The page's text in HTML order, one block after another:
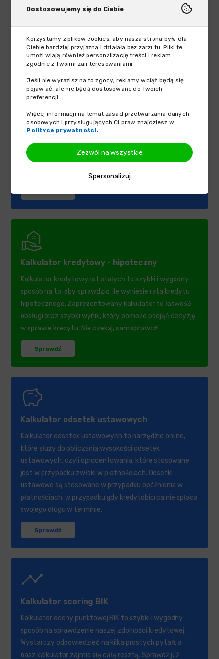
Sprawdź
Kalkulator VAT
Kalkulator VAT online to wygodny sposób na obliczenie
uwzględnieniem stawki VAT. Wystarczy podać kwotę, a
także wybrać jedną z sześciu obowiązujących w Polsce
stawek podatku, aby poznać wskazanie kalkulatora.
Wszystko to wygodnie i w zaledwie kilka sekund.
real_estate_agent
Kalkulator kredytowy - hipoteczny
Kalkulator kredytowy rat stałych to szybki i wygodny
sposób na to, aby sprawdzić, ile wyniesie rata kredytu
hipotecznego. Zaprezentowany kalkulator to łatwość
obsługi oraz szybki wynik, który pomoże podjąć decyzję
w sprawie kredytu. Nie czekaj, sam sprawdź!
Sprawdź
savings
Kalkulator odsetek ustawowych
Kalkulator odsetek ustawowych to narzędzie online,
które służy do obliczania wysokości odsetek
ustawowych, czyli oprocentowania, które stosowane
jest w przypadku zwłoki w płatnościach. Odsetki
ustawowe są stosowane w przypadku opóźnienia w
płatnościach, w przypadku gdy kredytobiorca nie spłaca
swojego długu w terminie.
Sprawdź
timeline
Kalkulator scoring BIK
Kalkulator oceny punktowej BIK to szybki i wygodny
sposób na sprawdzenie naszej zdolności kredytowej.
Wystarczy odpowiedzieć na kilka prostych pytań, a
nasz kalkulator zajmie się całą resztą. Sprawdź już
Dostosowujemy się do Ciebie
Korzystamy z plików cookies, aby nasza strona była dla
Ciebie bardziej przyjazna i działała bez zarzutu. Pliki te
umożliwiają również personalizację treści i reklam
zgodnie z Twoimi zainteresowaniami.
Jeśli nie wyrazisz na to zgody, reklamy wciąż będą się
pojawiać, ale nie będą dostosowane do Twoich
preferencji.
Więcej informacji na temat zasad przetwarzania danych
osobowych i przysługujących Ci praw znajdziesz w
Polityce prywatności.
Spersonalizuj
Zezwól na wszystkie